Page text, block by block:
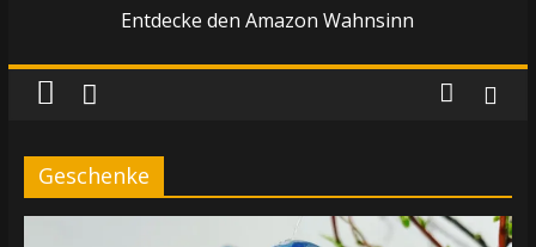
Entdecke den Amazon Wahnsinn
Geschenke